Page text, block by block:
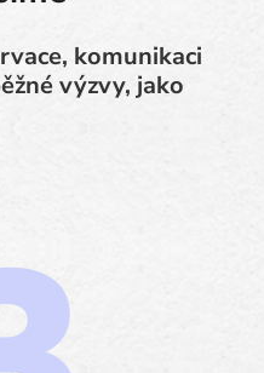
komunikaci
výzvy, jako